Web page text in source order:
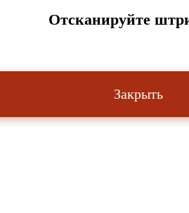
Отсканируйте
Закрыть